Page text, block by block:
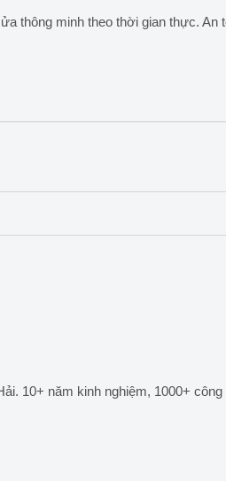
thông minh theo thời gian thực. An
10+ năm kinh nghiệm, 1000+